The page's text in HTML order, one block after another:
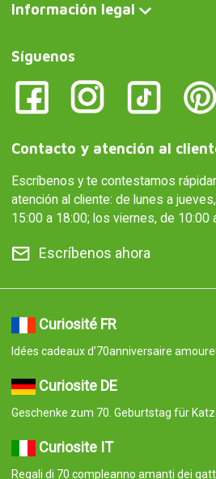
Información legal
Síguenos
Contacto y atención al
Escríbenos y te contestamos
atención al cliente: de lunes a
15:00 a 18:00; los viernes, de 10:00
Escríbenos ahora
Curiosité FR
Idées cadeaux d’70anniversaire
Curiosite DE
Geschenke zum 70. Geburtstag für
Curiosite IT
Regali di 70 compleanno amanti dei